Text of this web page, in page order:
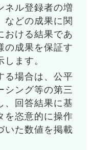
ネル登録者の増
などの成果に関
おける結果であ
の成果を保証す
ます。
る場合は、公平
シング等の第三
、回答結果に基
を恣意的に操作
いた数値を掲載